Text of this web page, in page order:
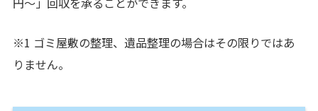
※1 ゴミ屋敷の整理、遺品整理の場合はその限りではあ
りません。